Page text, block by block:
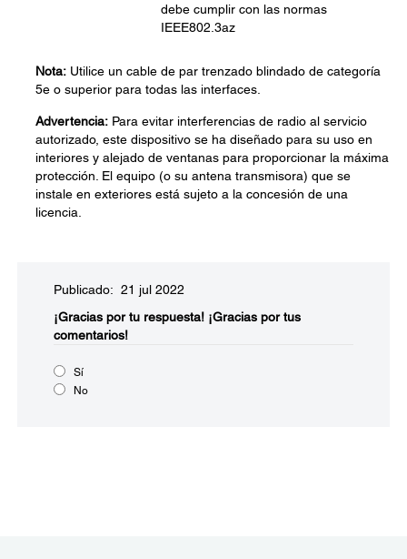
debe cumplir con las normas
IEEE802.3az
Nota: Utilice un cable de par trenzado blindado de categoría
5e o superior para todas las interfaces.
Advertencia: Para evitar interferencias de radio al servicio
autorizado, este dispositivo se ha diseñado para su uso en
interiores y alejado de ventanas para proporcionar la máxima
protección. El equipo (o su antena transmisora) que se
instale en exteriores está sujeto a la concesión de una
licencia.
Publicado: 21 jul 2022
¡Gracias por tu respuesta! ¡Gracias por tus
comentarios!
Sí
No